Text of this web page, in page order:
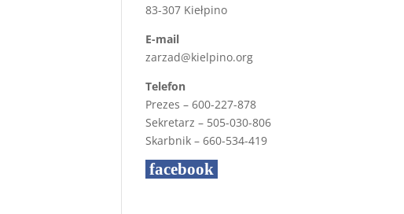
83-307 Kiełpino
E-mail
zarzad@kielpino.org
Telefon
Prezes – 600-227-878
Sekretarz – 505-030-806
Skarbnik – 660-534-419
facebook